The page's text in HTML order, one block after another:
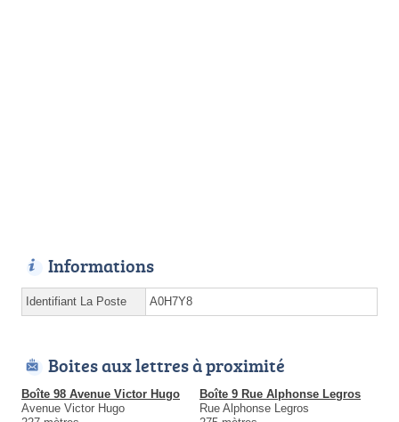
Informations
Identifiant La Poste A0H7Y8
Boites aux lettres à proximité
Boîte 98 Avenue Victor Hugo
Avenue Victor Hugo
Boîte 9 Rue Alphonse Legros
Rue Alphonse Legros